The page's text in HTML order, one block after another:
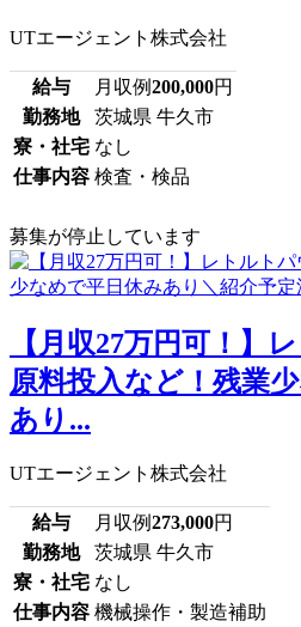
UTエージェント株式会社
給与 月収例200,000円
勤務地
茨城県 牛久市
寮・社宅 なし
仕事内容 検査・検品
募集が停止しています
【月収27万円可！】
原料投入など！残業
あり...
UTエージェント株式会社
給与 月収例273,000円
勤務地
茨城県 牛久市
寮・社宅 なし
仕事内容 機械操作・製造補助